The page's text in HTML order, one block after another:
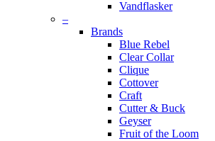
Vandflasker
–
Brands
Blue Rebel
Clear Collar
Clique
Cottover
Craft
Cutter & Buck
Geyser
Fruit of the Loom